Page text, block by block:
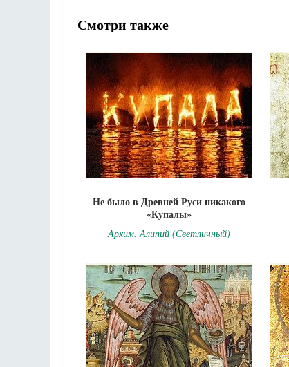
Смотри также
Не было в Древней Руси никакого
«Купалы»
Архим. Алипий (Светличный)